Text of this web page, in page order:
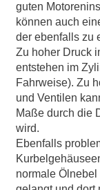
guten
können auch
der ebenfalls zu
Zu hoher Druck
entstehen im
Fahrweise). Zu
und Ventilen
Maße durch die
wird.
Ebenfalls
normale